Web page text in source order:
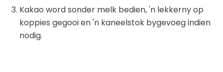
Kakao word sonder melk bedien, 'n lekkerny op
koppies gegooi en 'n kaneelstok bygevoeg indien
nodig.